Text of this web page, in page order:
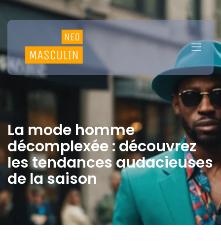
La mode homme
décomplexée : découvrez
les tendances audacieuses
de la saison